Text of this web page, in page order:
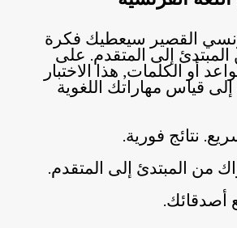
القصير سيعطيك فكرة
إلى المتقدم. على
أو الكلمات, هذا الاختبار
قياس مهاراتك اللغوية
نتائج فورية.
من المبتدئ إلى المتقدم.
أصدقائك.